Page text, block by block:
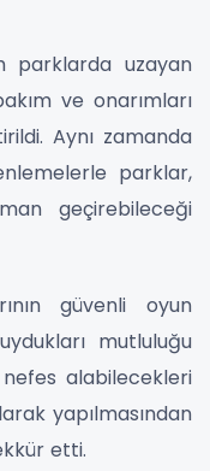
parklarda uzayan
ve onarımları
Aynı zamanda
parklar,
geçirebileceği
güvenli oyun
mutluluğu
alabilecekleri
yapılmasından
etti.